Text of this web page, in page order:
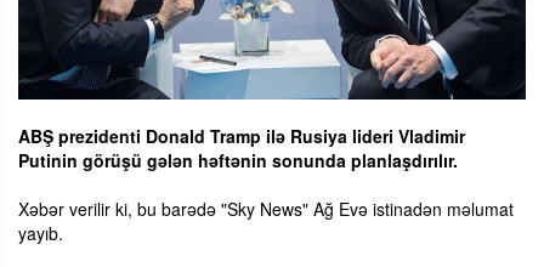
ABŞ prezidenti Donald Tramp ilə Rusiya lideri Vladimir
Putinin görüşü gələn həftənin sonunda planlaşdırılır.
Xəbər verilir ki, bu barədə "Sky News" Ağ Evə istinadən məlumat
yayıb.